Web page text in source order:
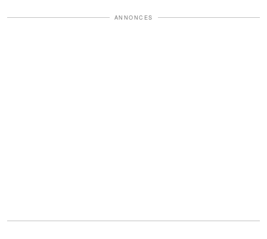
ANNONCES